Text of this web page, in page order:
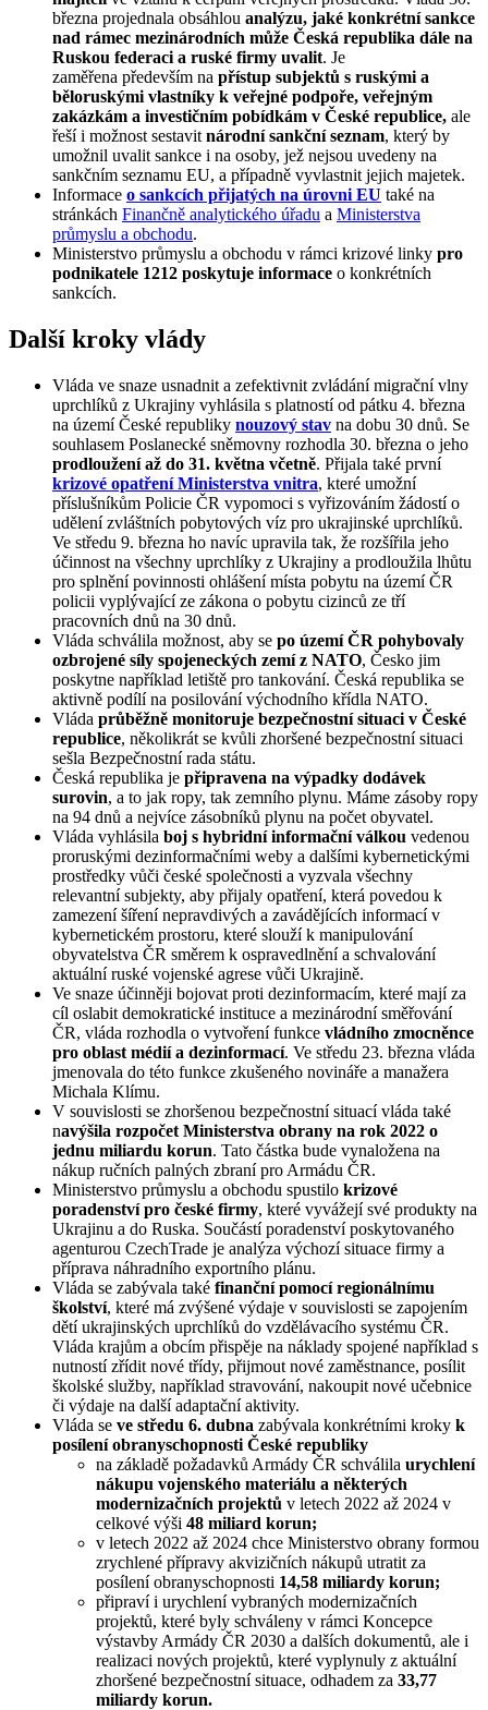
března projednala obsáhlou analýzu, jaké konkrétní sankce
nad rámec mezinárodních může Česká republika dále na
Ruskou federaci a ruské firmy uvalit. Je
zaměřena především na přístup subjektů s ruskými a
běloruskými vlastníky k veřejné podpoře, veřejným
zakázkám a investičním pobídkám v České republice, ale
řeší i možnost sestavit národní sankční seznam, který by
umožnil uvalit sankce i na osoby, jež nejsou uvedeny na
sankčním seznamu EU, a případně vyvlastnit jejich majetek.
Informace o sankcích přijatých na úrovni EU také na
stránkách Finančně analytického úřadu a Ministerstva
průmyslu a obchodu.
Ministerstvo průmyslu a obchodu v rámci krizové linky pro
podnikatele 1212 poskytuje informace o konkrétních
sankcích.
Další kroky vlády
Vláda ve snaze usnadnit a zefektivnit zvládání migrační vlny
uprchlíků z Ukrajiny vyhlásila s platností od pátku 4. března
na území České republiky nouzový stav na dobu 30 dnů. Se
souhlasem Poslanecké sněmovny rozhodla 30. března o jeho
prodloužení až do 31. května včetně. Přijala také první
krizové opatření Ministerstva vnitra, které umožní
příslušníkům Policie ČR vypomoci s vyřizováním žádostí o
udělení zvláštních pobytových víz pro ukrajinské uprchlíků.
Ve středu 9. března ho navíc upravila tak, že rozšířila jeho
účinnost na všechny uprchlíky z Ukrajiny a prodloužila lhůtu
pro splnění povinnosti ohlášení místa pobytu na území ČR
policii vyplývající ze zákona o pobytu cizinců ze tří
pracovních dnů na 30 dnů.
Vláda schválila možnost, aby se po území ČR pohybovaly
ozbrojené síly spojeneckých zemí z NATO, Česko jim
poskytne například letiště pro tankování. Česká republika se
aktivně podílí na posilování východního křídla NATO.
Vláda průběžně monitoruje bezpečnostní situaci v České
republice, několikrát se kvůli zhoršené bezpečnostní situaci
sešla Bezpečnostní rada státu.
Česká republika je připravena na výpadky dodávek
surovin, a to jak ropy, tak zemního plynu. Máme zásoby ropy
na 94 dnů a nejvíce zásobníků plynu na počet obyvatel.
Vláda vyhlásila boj s hybridní informační válkou vedenou
proruskými dezinformačními weby a dalšími kybernetickými
prostředky vůči české společnosti a vyzvala všechny
relevantní subjekty, aby přijaly opatření, která povedou k
zamezení šíření nepravdivých a zavádějících informací v
kybernetickém prostoru, které slouží k manipulování
obyvatelstva ČR směrem k ospravedlnění a schvalování
aktuální ruské vojenské agrese vůči Ukrajině.
Ve snaze účinněji bojovat proti dezinformacím, které mají za
cíl oslabit demokratické instituce a mezinárodní směřování
ČR, vláda rozhodla o vytvoření funkce vládního zmocněnce
pro oblast médií a dezinformací. Ve středu 23. března vláda
jmenovala do této funkce zkušeného novináře a manažera
Michala Klímu.
V souvislosti se zhoršenou bezpečnostní situací vláda také
navýšila rozpočet Ministerstva obrany na rok 2022 o
jednu miliardu korun. Tato částka bude vynaložena na
nákup ručních palných zbraní pro Armádu ČR.
Ministerstvo průmyslu a obchodu spustilo krizové
poradenství pro české firmy, které vyvážejí své produkty na
Ukrajinu a do Ruska. Součástí poradenství poskytovaného
agenturou CzechTrade je analýza výchozí situace firmy a
příprava náhradního exportního plánu.
Vláda se zabývala také finanční pomocí regionálnímu
školství, které má zvýšené výdaje v souvislosti se zapojením
dětí ukrajinských uprchlíků do vzdělávacího systému ČR.
Vláda krajům a obcím přispěje na náklady spojené například s
nutností zřídit nové třídy, přijmout nové zaměstnance, posílit
školské služby, například stravování, nakoupit nové učebnice
či výdaje na další adaptační aktivity.
Vláda se ve středu 6. dubna zabývala konkrétními kroky k
posílení obranyschopnosti České republiky
na základě požadavků Armády ČR schválila urychlení
nákupu vojenského materiálu a některých
modernizačních projektů v letech 2022 až 2024 v
celkové výši 48 miliard korun;
v letech 2022 až 2024 chce Ministerstvo obrany formou
zrychlené přípravy akvizičních nákupů utratit za
posílení obranyschopnosti 14,58 miliardy korun;
připraví i urychlení vybraných modernizačních
projektů, které byly schváleny v rámci Koncepce
výstavby Armády ČR 2030 a dalších dokumentů, ale i
realizaci nových projektů, které vyplynuly z aktuální
zhoršené bezpečnostní situace, odhadem za 33,77
miliardy korun.